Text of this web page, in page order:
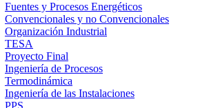
Fuentes y Procesos Energéticos
Convencionales y no Convencionales
Organización Industrial
TESA
Proyecto Final
Ingeniería de Procesos
Termodinámica
Ingeniería de las Instalaciones